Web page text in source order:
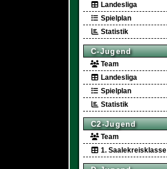
Landesliga
Spielplan
Statistik
C-Jugend
Team
Landesliga
Spielplan
Statistik
C2-Jugend
Team
1. Saalekreisklasse